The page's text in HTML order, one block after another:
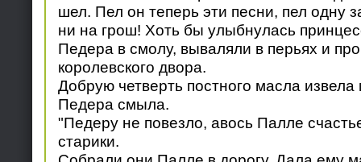
шел. Пел он теперь эти песни, пел одну
ни на грош! Хоть бы улыбнулась
Педера в смолу, вываляли в перьях и
королевского двора.
Добрую четверть постного масла извела
Педера смыла.
"Педеру не повезло, авось Палле
старики.